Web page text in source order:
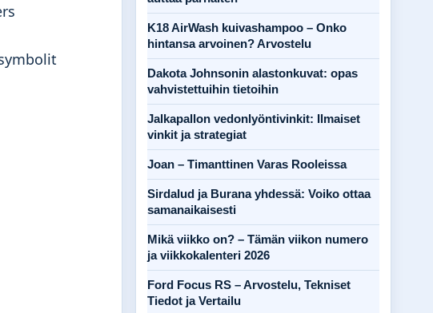
K18 AirWash kuivashampoo – Onko
hintansa arvoinen? Arvostelu
Dakota Johnsonin alastonkuvat: opas
vahvistettuihin tietoihin
Jalkapallon vedonlyöntivinkit: Ilmaiset
vinkit ja strategiat
Joan – Timanttinen Varas Rooleissa
Sirdalud ja Burana yhdessä: Voiko ottaa
samanaikaisesti
Mikä viikko on? – Tämän viikon numero
ja viikkokalenteri 2026
Ford Focus RS – Arvostelu, Tekniset
Tiedot ja Vertailu